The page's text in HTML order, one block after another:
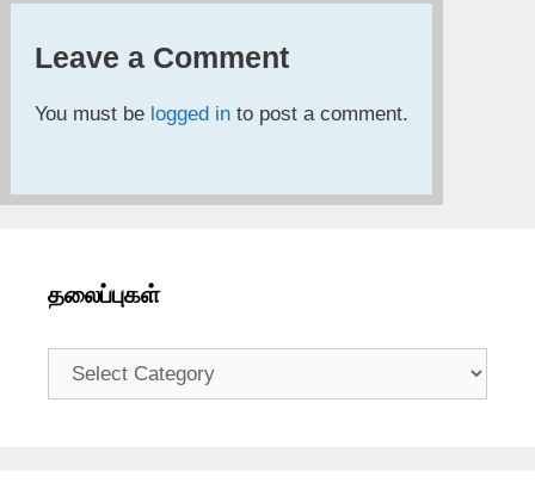
Leave a Comment
You must be logged in to post a comment.
தலைப்புகள்
தலைப்புகள்